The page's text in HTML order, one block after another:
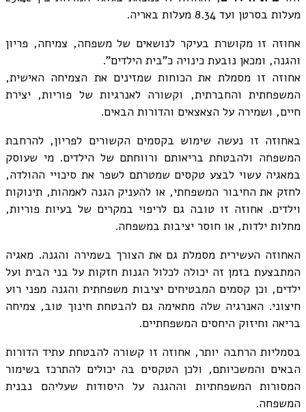
מעלות בסרטן ועד 8.34 מעלות באריה.
אחוזה זו מקושרת בעיקר לנושאים של משפחה, צמיחה, פריון
והגנה, ומכאן נובעת כינויה כ"בית הילדים".
אחוזה זו מסמלת את הכוחות שמזינים את הצמיחה האישית,
המשפחתית והחברתית, וקשורה לאנרגיות של פוריות, יצירת
חיים, ושמירה על הצאצאים והדורות הבאים.
באחוזה זו נעשה שימוש בקסמים הקשורים לפריון, להרחבת
המשפחה ולהבטחת בריאותם ורווחתם של הילדים. מי שעוסק
במאגיה עשוי לבצע טקסים שמטרתם לשפר את סיכויי ההולדה,
לחזק את החיבור המשפחתי, או להעניק הגנה לאמהות, תינוקות
וילדים. אחוזה זו טובה גם לריפוי במקרים של בעיות פוריות,
מחלות ילדות, או חוסר יציבות במשפחה.
האחוזה העשירית מסמלת גם את הצורך בשמירה והגנה. מאגיה
המתבצעת בזמן זה יכולה לכלול הגנות חזקות על בני הבית ועל
ילדים, וכן קסמים המבטיחים יציבות משפחתית והגנה מפני רוע
חיצוני. האנרגיה שלה מתאימה גם להבטחת חינוך טוב, צמיחה
בריאה וחיזוק היחסים המשפחתיים.
בסמליות הרחבה יותר, אחוזה זו קשורה להבטחת עתיד הדורות
הבאים והמשכיותם, ולכן הטקסים בה יכולים להתרכז בשימור
המסורות המשפחתיות וההגנה על היסודות שעליהם נבנית
המשפחה.